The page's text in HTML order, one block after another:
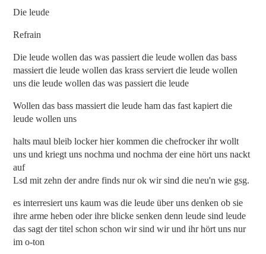
Die leude
Refrain
Die leude wollen das was passiert die leude wollen das bass
massiert die leude wollen das krass serviert die leude wollen
uns die leude wollen das was passiert die leude
Wollen das bass massiert die leude ham das fast kapiert die
leude wollen uns
halts maul bleib locker hier kommen die chefrocker ihr wollt
uns und kriegt uns nochma und nochma der eine hört uns nackt
auf
Lsd mit zehn der andre finds nur ok wir sind die neu'n wie gsg.
es interresiert uns kaum was die leude über uns denken ob sie
ihre arme heben oder ihre blicke senken denn leude sind leude
das sagt der titel schon schon wir sind wir und ihr hört uns nur
im o-ton